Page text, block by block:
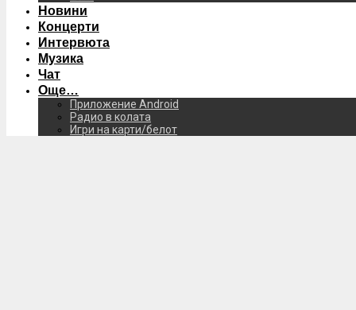
Новини
Концерти
Интервюта
Музика
Чат
Още…
Приложение Android
Радио в колата
Игри на карти/белот